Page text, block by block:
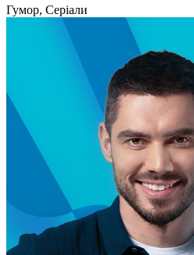
Гумор, Серіали